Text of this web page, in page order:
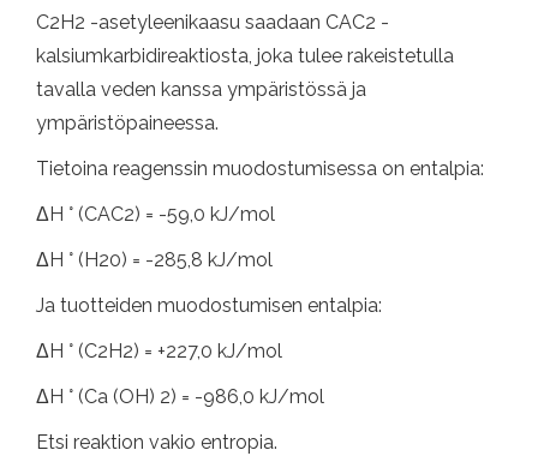
C2H2 -asetyleenikaasu saadaan CAC2 -
kalsiumkarbidireaktiosta, joka tulee rakeistetulla
tavalla veden kanssa ympäristössä ja
ympäristöpaineessa.
Tietoina reagenssin muodostumisessa on entalpia:
ΔH ° (CAC2) = -59,0 kJ/mol
ΔH ° (H20) = -285,8 kJ/mol
Ja tuotteiden muodostumisen entalpia:
ΔH ° (C2H2) = +227,0 kJ/mol
ΔH ° (Ca (OH) 2) = -986,0 kJ/mol
Etsi reaktion vakio entropia.